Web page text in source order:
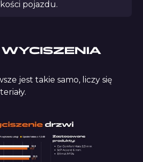
pojazdu.
jest takie samo, liczy się